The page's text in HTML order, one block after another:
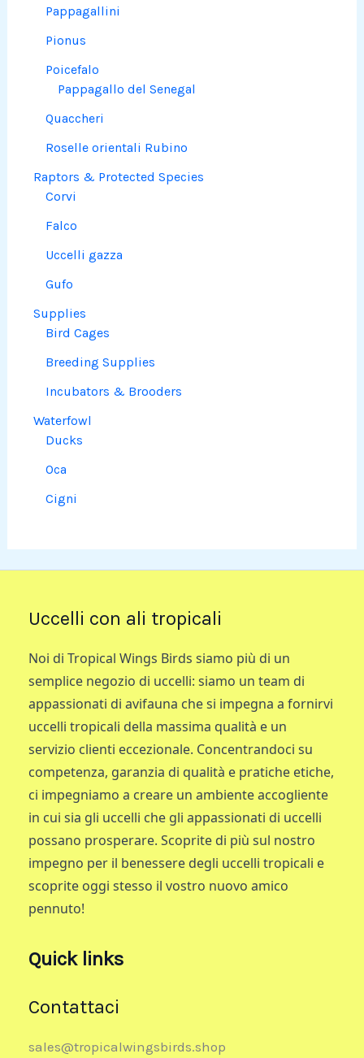
Pappagallini
Pionus
Poicefalo
Pappagallo del Senegal
Quaccheri
Roselle orientali Rubino
Raptors & Protected Species
Corvi
Falco
Uccelli gazza
Gufo
Supplies
Bird Cages
Breeding Supplies
Incubators & Brooders
Waterfowl
Ducks
Oca
Cigni
Uccelli con ali tropicali
Noi di Tropical Wings Birds siamo più di un
semplice negozio di uccelli: siamo un team di
appassionati di avifauna che si impegna a fornirvi
uccelli tropicali della massima qualità e un
servizio clienti eccezionale. Concentrandoci su
competenza, garanzia di qualità e pratiche etiche,
ci impegniamo a creare un ambiente accogliente
in cui sia gli uccelli che gli appassionati di uccelli
possano prosperare. Scoprite di più sul nostro
impegno per il benessere degli uccelli tropicali e
scoprite oggi stesso il vostro nuovo amico
pennuto!
Quick links
Contattaci
sales@tropicalwingsbirds.shop